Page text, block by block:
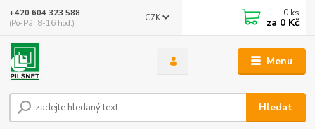
Menu
CZK
Hledat
+420 604 323 588
(Po-Pá, 8-16 hod.)
0 ks
za 0 Kč